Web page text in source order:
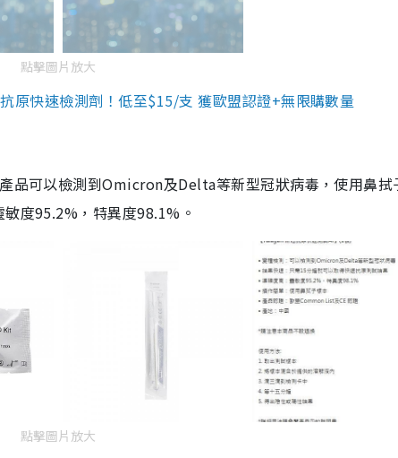
點擊圖片放大
原快速檢測劑！低至$15/支 獲歐盟認證+無限購數量
品可以檢測到Omicron及Delta等新型冠狀病毒，使用鼻拭
度95.2%，特異度98.1%。
點擊圖片放大